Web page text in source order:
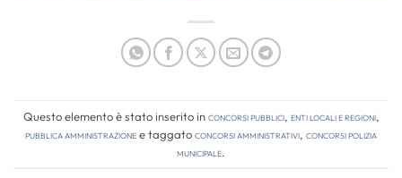
Questo elemento è stato inserito inConcorsi pubblici, Enti locali e regioni,
Pubblica amministrazionee taggatoconcorsi amministrativi, concorsi polizia
municipale.